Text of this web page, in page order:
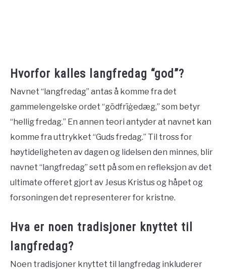
Hvorfor kalles langfredag “god”?
Navnet “langfredag” antas å komme fra det
gammelengelske ordet “gōdfrīġedæg,” som betyr
“hellig fredag.” En annen teori antyder at navnet kan
komme fra uttrykket “Guds fredag.” Til tross for
høytideligheten av dagen og lidelsen den minnes, blir
navnet “langfredag” sett på som en refleksjon av det
ultimate offeret gjort av Jesus Kristus og håpet og
forsoningen det representerer for kristne.
Hva er noen tradisjoner knyttet til
langfredag?
Noen tradisjoner knyttet til langfredag inkluderer